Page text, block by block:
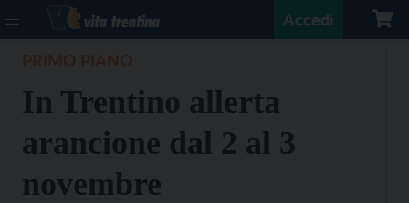
Accedi
In Trentino allerta
arancione dal 2 al 3
novembre